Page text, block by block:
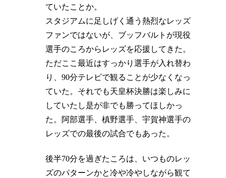
ていたことか。
スタジアムに足しげく通う熱烈なレッズ
ファンではないが、ブッフバルトが現役
選手のころからレッズを応援してきた。
ただここ最近はすっかり選手が入れ替わ
り、90分テレビで観ることが少なくなっ
ていた。それでも天皇杯決勝は楽しみに
していたし是が非でも勝ってほしかっ
た。阿部選手、槙野選手、宇賀神選手の
レッズでの最後の試合でもあった。
後半70分を過ぎたころは、いつものレッ
ズのパターンかと冷や冷やしながら観て